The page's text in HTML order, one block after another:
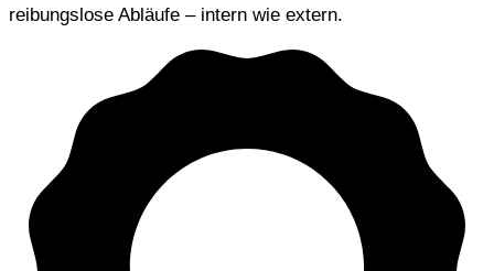
reibungslose Abläufe – intern wie extern.